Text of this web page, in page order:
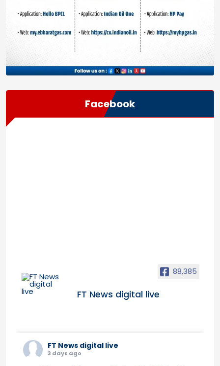
Facebook
88,385
FT News digital live
FT News digital live
3 days ago